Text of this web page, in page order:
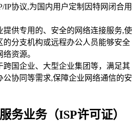
IP协议,为国内用户定制因特网闭合用
提供专用的、安全的网络连接服务,使
的分支机构或远程办公人员能够安全
资源。
跨国企业、大型企业集团等，满足其
公协同等需求,保障企业网络通信的安
务业务（ISP许可证）